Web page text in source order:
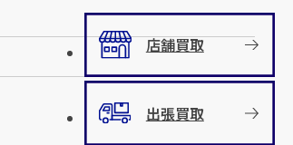
店舗買取
出張買取